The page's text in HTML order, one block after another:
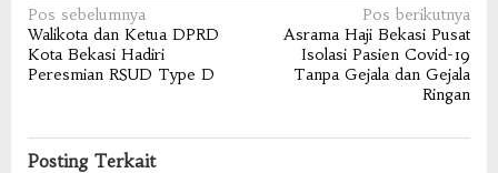
Navigasi
pos
Pos sebelumnya
Walikota dan Ketua DPRD
Kota Bekasi Hadiri
Peresmian RSUD Type D
Pos berikutnya
Asrama Haji Bekasi Pusat
Isolasi Pasien Covid-19
Tanpa Gejala dan Gejala
Ringan
Posting Terkait